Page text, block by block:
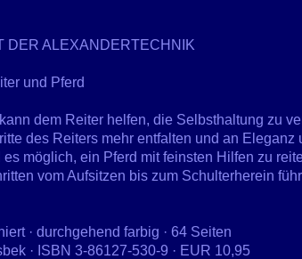
DER ALEXANDERTECHNIK
und Pferd
dem Reiter helfen, die Selbsthaltung zu
des Reiters mehr entfalten und an
möglich, ein Pferd mit feinsten Hilfen zu
vom Aufsitzen bis zum Schulterherein
· durchgehend farbig · 64 Seiten
· ISBN 3-86127-530-9 · EUR 10,95